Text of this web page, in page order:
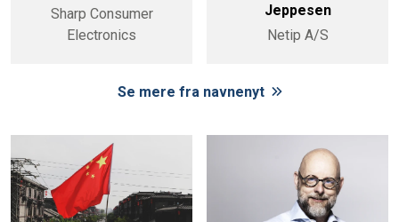
Sharp Consumer
Electronics
Jeppesen
Netip A/S
Se mere fra navnenyt